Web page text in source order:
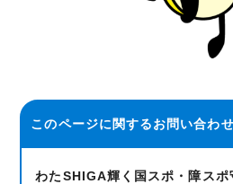
このページに関するお問い合わせ
わたSHIGA輝く国スポ・障スポ